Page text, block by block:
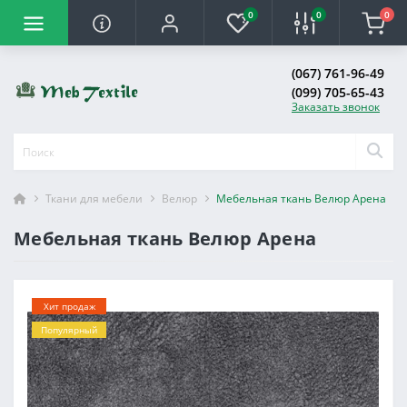
0 0 0
(067) 761-96-49
(099) 705-65-43
Заказать звонок
Ткани для мебели Велюр Мебельная ткань Велюр Арена
Мебельная ткань Велюр Арена
Хит продаж
Популярный